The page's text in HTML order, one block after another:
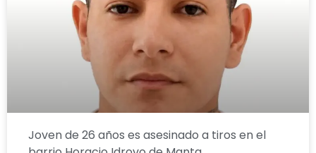
Joven de 26 años es asesinado a tiros en el